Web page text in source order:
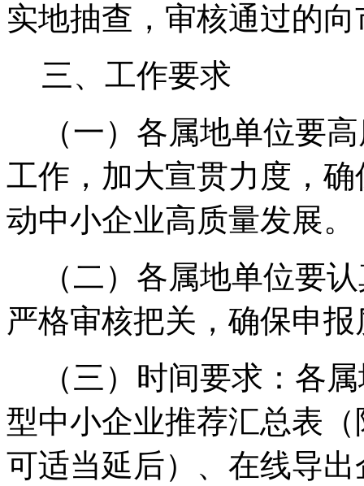
实地抽查，审核通过的
三、工作要求
（一）各属地单位要
工作，加大宣贯力度，
动中小企业高质量发展。
（二）各属地单位要
严格审核把关，确保申
（三）时间要求：各
型中小企业推荐汇总表
可适当延后）、在线导